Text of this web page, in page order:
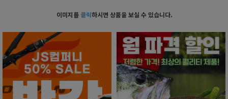
이미지를 클릭하시면 상품을 보실 수 있습니다.